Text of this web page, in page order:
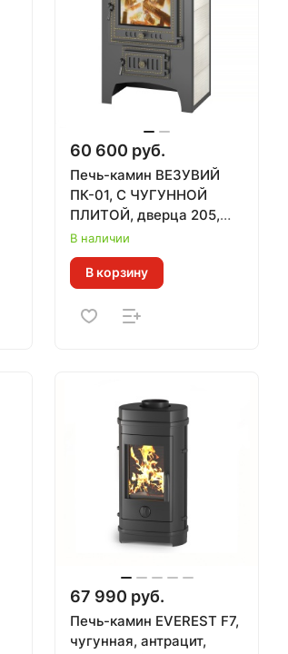
60 600 руб.
Печь-камин ВЕЗУВИЙ
ПК-01, С ЧУГУННОЙ
ПЛИТОЙ, дверца 205,
бежевый, 12 кВт (200
м.куб)
В наличии
В корзину
67 990 руб.
Печь-камин EVEREST F7,
чугунная, антрацит,